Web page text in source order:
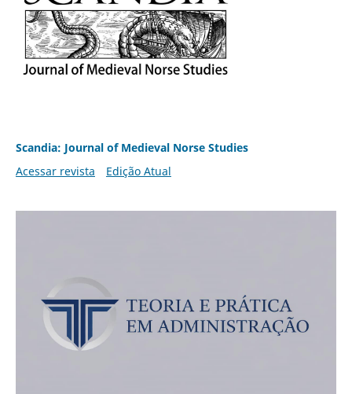
Scandia: Journal of Medieval Norse Studies
Acessar revista
Edição Atual